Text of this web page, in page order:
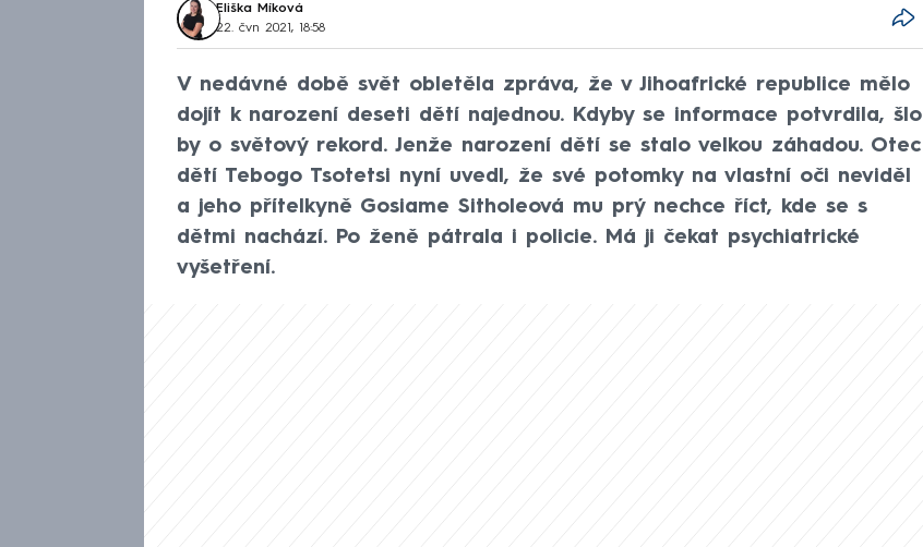
Eliška Míková
22. čvn 2021, 18:58
V nedávné době svět obletěla zpráva, že v Jihoafrické republice mělo
dojít k narození deseti dětí najednou. Kdyby se informace potvrdila, šlo
by o světový rekord. Jenže narození dětí se stalo velkou záhadou. Otec
dětí Tebogo Tsotetsi nyní uvedl, že své potomky na vlastní oči neviděl
a jeho přítelkyně Gosiame Sitholeová mu prý nechce říct, kde se s
dětmi nachází. Po ženě pátrala i policie. Má ji čekat psychiatrické
vyšetření.